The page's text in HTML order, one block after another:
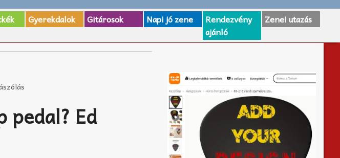
Gyerekdalok Gitárosok Napi jó zene
Rendezvény
ajánló
Zenei utazás
pedal? Ed